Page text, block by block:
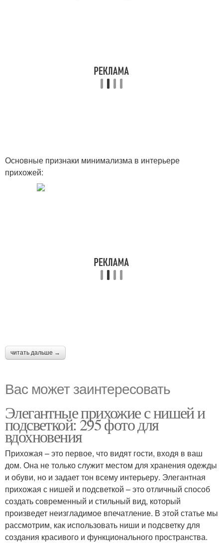
Основные признаки минимализма в интерьере
прихожей:
читать дальше →
Вас может заинтересовать
Элегантные прихожие с нишей и
подсветкой: 295 фото для
вдохновения
Прихожая – это первое, что видят гости, входя в ваш
дом. Она не только служит местом для хранения одежды
и обуви, но и задает тон всему интерьеру. Элегантная
прихожая с нишей и подсветкой – это отличный способ
создать современный и стильный вид, который
произведет неизгладимое впечатление. В этой статье мы
рассмотрим, как использовать ниши и подсветку для
создания красивого и функционального пространства.